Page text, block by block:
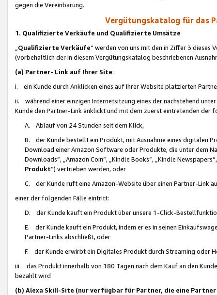
gegen die Vereinbarung.
Vergütungskatalog für das
1. Qualifizierte Verkäufe und Qualifizierte Umsätze
Qualifizierte Verkäufe“ werden von uns mit den in Ziffer 3
(vorbehaltlich der in diesem Vergütungskatalog beschriebenen
(a) Partner- Link auf Ihrer Site:
i. ein Kunde durch Anklicken eines auf Ihrer Website platzierten
ii. während einer einzigen Internetsitzung eines der nachstehend
Kunde den Partner-Link anklickt und mit dem zuerst eintretenden der
A. Ablauf von 24 Stunden seit dem Klick,
B. der Kunde bestellt ein Produkt, mit Ausnahme eines digitalen
Download einer Amazon Software oder Produkte, die unter dem
Downloads“, „Amazon Coin“, „Kindle Books“, „Kindle
Produkt“) vertrieben werden, oder
C. der Kunde ruft eine Amazon-Website über einen Partner-Link
einer der folgenden Fälle eintritt:
D. der Kunde kauft ein Produkt über unsere 1-Click-
E. der Kunde kauft ein Produkt, indem er es in seinen
Partner-Links abschließt, oder
F. der Kunde erwirbt ein Digitales Produkt durch Streaming oder
iii. das Produkt innerhalb von 180 Tagen nach dem Kauf an den
bezahlt wird
(b) Alexa Skill-Site (nur verfügbar für Partner, die eine